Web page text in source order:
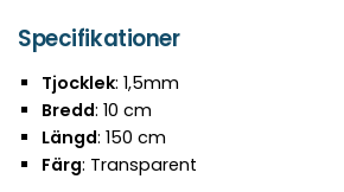
Specifikationer
Tjocklek: 1,5mm
Bredd: 10 cm
Längd: 150 cm
Färg: Transparent